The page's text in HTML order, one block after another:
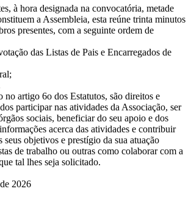
à hora designada na convocatória, metade
a Assembleia, esta reúne trinta minutos
presentes, com a seguinte ordem de
das Listas de Pais e Encarregados de
no artigo 6o dos Estatutos, são direitos e
participar nas atividades da Associação, ser
sociais, beneficiar do seu apoio e dos
acerca das atividades e contribuir
seus objetivos e prestígio da sua atuação
de trabalho ou outras como colaborar com a
tal lhes seja solicitado.
2026